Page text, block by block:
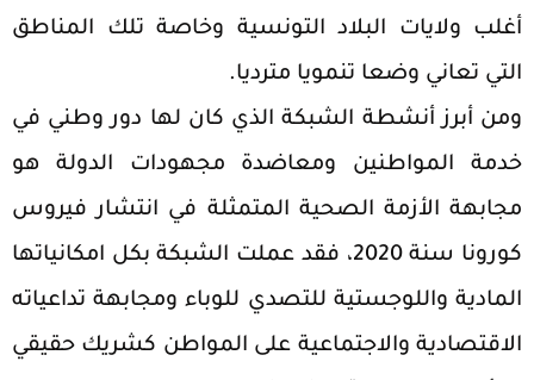
أغلب ولايات البلاد التونسية وخاصة تلك المناطق
التي تعاني وضعا تنمويا مترديا.
ومن أبرز أنشطة الشبكة الذي كان لها دور وطني في
خدمة المواطنين ومعاضدة مجهودات الدولة هو
مجابهة الأزمة الصحية المتمثلة في انتشار فيروس
كورونا سنة 2020، فقد عملت الشبكة بكل امكانياتها
المادية واللوجستية للتصدي للوباء ومجابهة تداعياته
الاقتصادية والاجتماعية على المواطن كشريك حقيقي